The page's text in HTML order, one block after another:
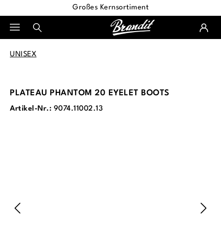
Großes Kernsortiment
UNISEX
PLATEAU PHANTOM 20 EYELET BOOTS
Artikel-Nr.: 9074.11002.13